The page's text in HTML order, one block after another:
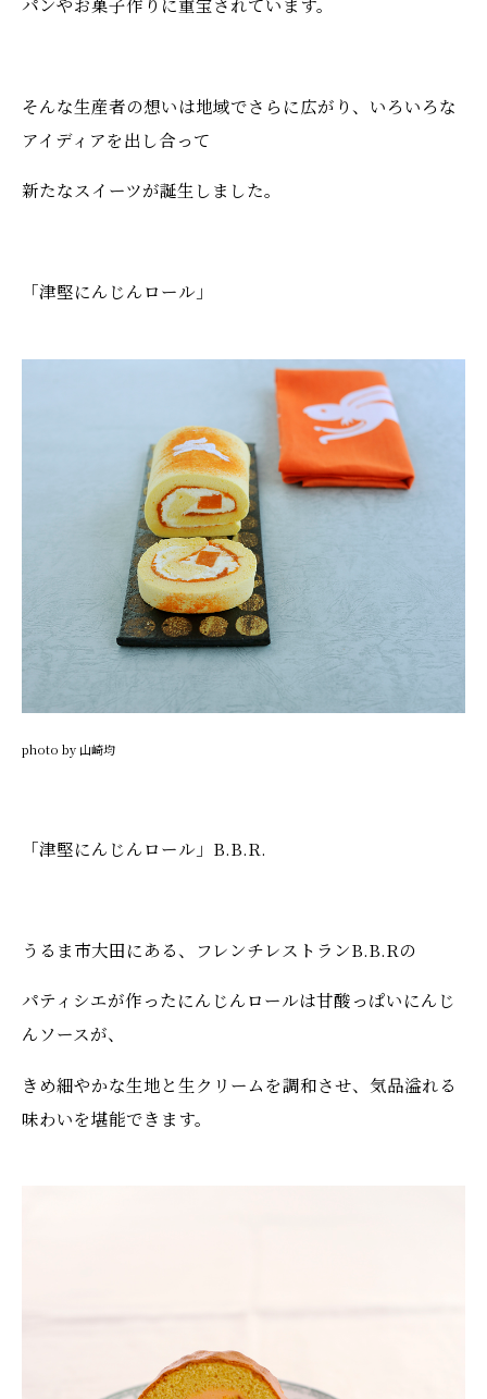
そんな生産者の想いは地域でさらに広がり、いろいろな
アイディアを出し合って
新たなスイーツが誕生しました。
「津堅にんじんロール」
photo by 山崎均
「津堅にんじんロール」B.B.R.
うるま市大田にある、フレンチレストランB.B.Rの
パティシエが作ったにんじんロールは甘酸っぱいにんじ
んソースが、
きめ細やかな生地と生クリームを調和させ、気品溢れる
味わいを堪能できます。